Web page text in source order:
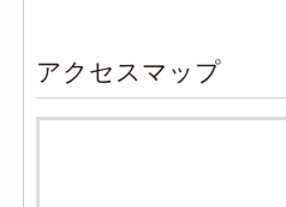
アクセスマップ